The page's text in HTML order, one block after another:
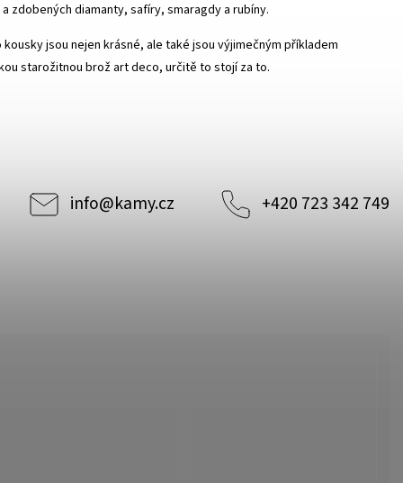
zdobených diamanty, safíry, smaragdy a rubíny.
jsou nejen krásné, ale také jsou výjimečným příkladem
starožitnou brož art deco, určitě to stojí za to.
info@kamy.cz +420 723 342 749